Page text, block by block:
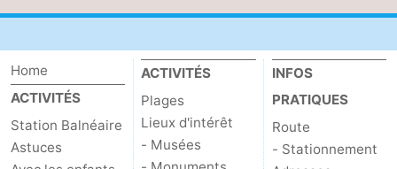
Home
ACTIVITÉS
Station Balnéaire
Astuces
ACTIVITÉS
Plages
Lieux d'intérêt
- Musées
INFOS
PRATIQUES
Route
- Stationnement